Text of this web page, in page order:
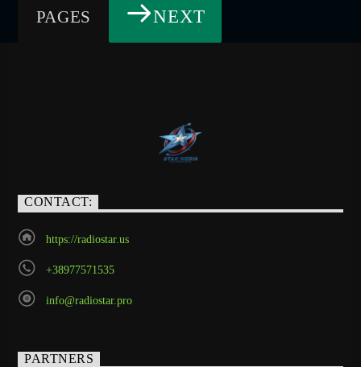
PAGES NEXT
CONTACT:
https://radiostar.us
+38977571535
info@radiostar.pro
PARTNERS